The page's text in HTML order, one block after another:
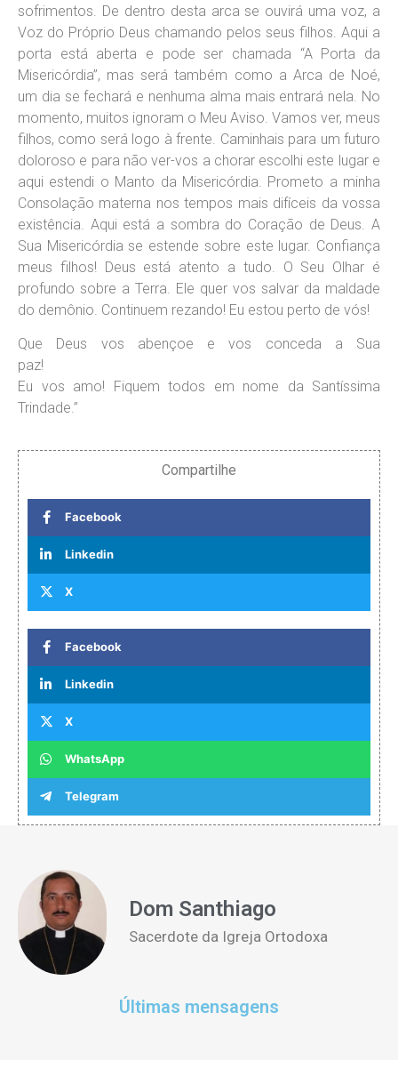
sofrimentos. De dentro desta arca se ouvirá uma voz, a
Voz do Próprio Deus chamando pelos seus filhos. Aqui a
porta está aberta e pode ser chamada “A Porta da
Misericórdia”, mas será também como a Arca de Noé,
um dia se fechará e nenhuma alma mais entrará nela. No
momento, muitos ignoram o Meu Aviso. Vamos ver, meus
filhos, como será logo à frente. Caminhais para um futuro
doloroso e para não ver-vos a chorar escolhi este lugar e
aqui estendi o Manto da Misericórdia. Prometo a minha
Consolação materna nos tempos mais difíceis da vossa
existência. Aqui está a sombra do Coração de Deus. A
Sua Misericórdia se estende sobre este lugar. Confiança
meus filhos! Deus está atento a tudo. O Seu Olhar é
profundo sobre a Terra. Ele quer vos salvar da maldade
do demônio. Continuem rezando! Eu estou perto de vós!
Que Deus vos abençoe e vos conceda a Sua
Eu vos amo! Fiquem todos em nome da Santíssima
Trindade.”
Compartilhe
Facebook
Linkedin
X
Facebook
Linkedin
X
WhatsApp
Telegram
Dom Santhiago
Sacerdote da Igreja Ortodoxa
Últimas mensagens